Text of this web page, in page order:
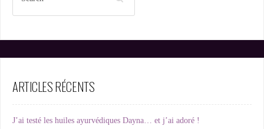
ARTICLES RÉCENTS
J’ai testé les huiles ayurvédiques Dayna… et j’ai adoré !